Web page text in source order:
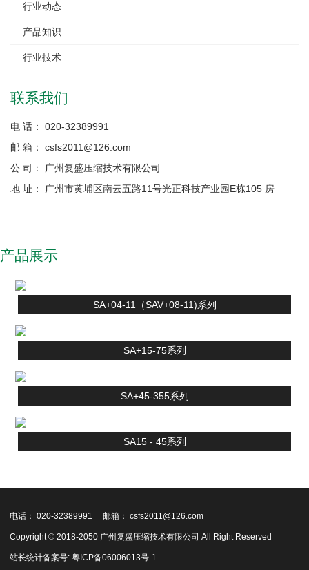
行业动态
产品知识
行业技术
联系我们
电 话： 020-32389991
邮 箱： csfs2011@126.com
公 司： 广州复盛压缩技术有限公司
地 址： 广州市黄埔区南云五路11号光正科技产业园E栋105 房
产品展示
SA+04-11（SAV+08-11)系列
SA+15-75系列
SA+45-355系列
SA15 - 45系列
电话： 020-32389991 邮箱： csfs2011@126.com
Copyright © 2018-2050 广州复盛压缩技术有限公司 All Right Reserved
站长统计备案号:粤ICP备06006013号-1